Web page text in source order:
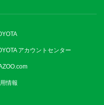
アカウントセンター
情報